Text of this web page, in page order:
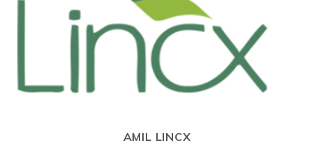
AMIL LINCX